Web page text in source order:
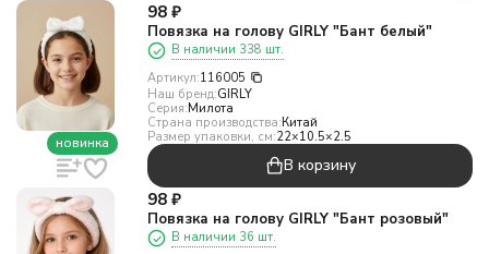
новинка
98 ₽
Повязка на голову GIRLY "Бант белый"
В наличии 338 шт.
Артикул:116005
Наш бренд:GIRLY
Серия:Милота
Страна производства:Китай
Размер упаковки, см:22×10.5×2.5
В корзину
98 ₽
Повязка на голову GIRLY "Бант розовый"
В наличии 36 шт.